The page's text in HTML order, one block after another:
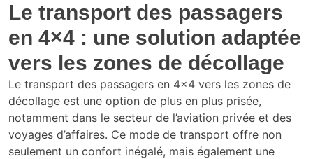
Le transport des passagers
en 4×4 : une solution adaptée
vers les zones de décollage
Le transport des passagers en 4×4 vers les zones de
décollage est une option de plus en plus prisée,
notamment dans le secteur de l’aviation privée et des
voyages d’affaires. Ce mode de transport offre non
seulement un confort inégalé, mais également une